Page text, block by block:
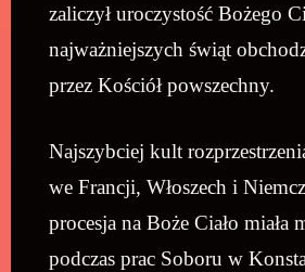
zaliczył uroczystość Bożego
najważniejszych świąt
przez Kościół powszechny.
Najszybciej kult
we Francji, Włoszech i
procesja na Boże Ciało miała
podczas prac Soboru w